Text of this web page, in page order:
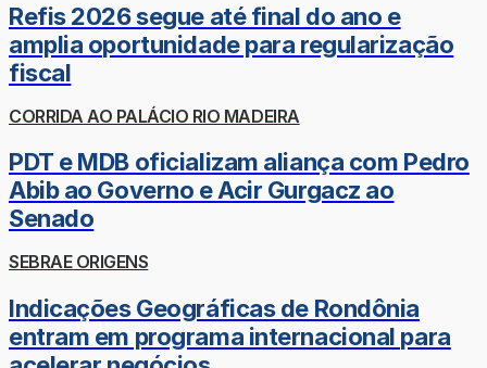
Refis 2026 segue até final do ano e
amplia oportunidade para regularização
fiscal
CORRIDA AO PALÁCIO RIO MADEIRA
PDT e MDB oficializam aliança com Pedro
Abib ao Governo e Acir Gurgacz ao
Senado
SEBRAE ORIGENS
Indicações Geográficas de Rondônia
entram em programa internacional para